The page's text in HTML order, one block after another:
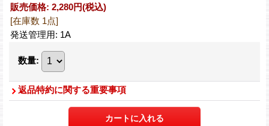
販売価格: 2,280円(税込)
[在庫数 1点]
発送管理用: 1A
数量:
返品特約に関する重要事項